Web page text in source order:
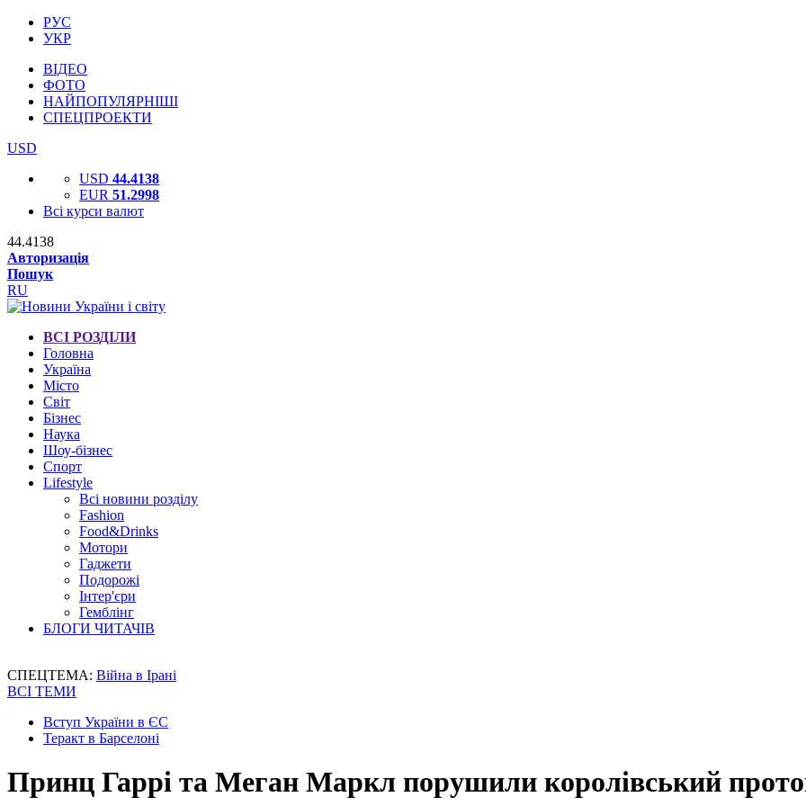
РУС
УКР
ВІДЕО
ФОТО
НАЙПОПУЛЯРНІШІ
СПЕЦПРОЕКТИ
USD
USD 44.4138
EUR 51.2998
Всі курси валют
44.4138
Авторизація
Пошук
RU
ВСІ РОЗДІЛИ
Головна
Україна
Місто
Світ
Бізнес
Наука
Шоу-бізнес
Спорт
Lifestyle
Всі новини розділу
Fashion
Food&Drinks
Мотори
Гаджети
Подорожі
Інтер'єри
Гемблінг
БЛОГИ ЧИТАЧІВ
СПЕЦТЕМА: Війна в Ірані
ВСІ ТЕМИ
Вступ України в ЄС
Теракт в Барселоні
Принц Гаррі та Меган Маркл порушили королівський